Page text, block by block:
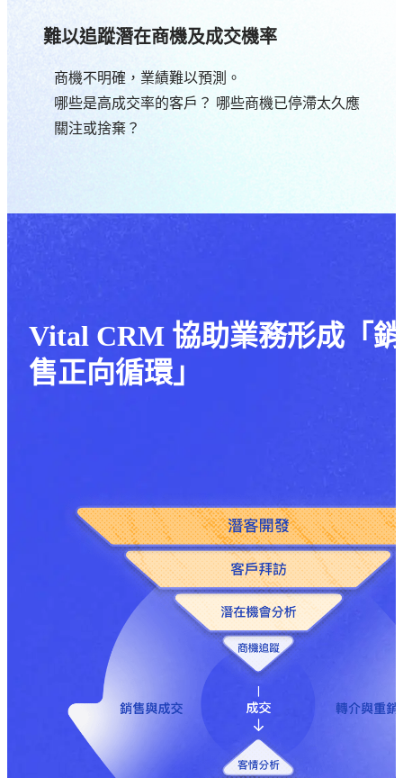
難以追蹤潛在商機及成交機率
商機不明確，業績難以預測。
哪些是高成交率的客戶？ 哪些商機已停滯太久應
關注或捨棄？
Vital CRM 協助業務形成「銷
售正向循環」